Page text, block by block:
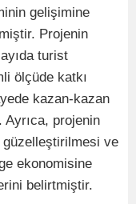
gelişimine
Projenin
turist
ölçüde katkı
kazan-kazan
Ayrıca, projenin
güzelleştirilmesi ve
ekonomisine
belirtmiştir.